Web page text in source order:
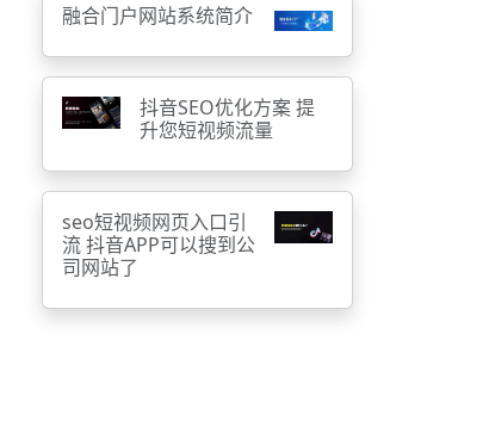
融合门户网站系统简介
抖音SEO优化方案 提
升您短视频流量
seo短视频网页入口引
流 抖音APP可以搜到公
司网站了